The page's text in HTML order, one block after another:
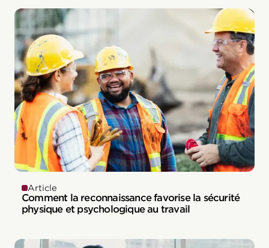
Article
Comment la reconnaissance favorise la sécurité
physique et psychologique au travail